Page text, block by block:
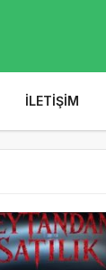
İLETIŞIM